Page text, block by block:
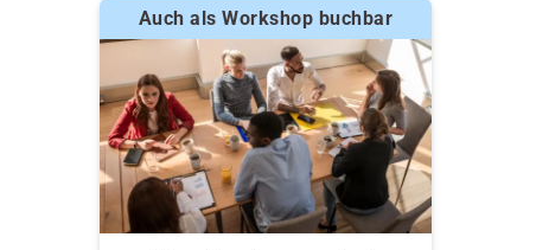
Auch als Workshop buchbar